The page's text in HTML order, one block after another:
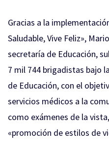
Gracias a la
Saludable, Vive Feliz»,
secretaría de Educación,
7 mil 744 brigadistas bajo
de Educación, con el
servicios médicos a la
como exámenes de la
«promoción de estilos de